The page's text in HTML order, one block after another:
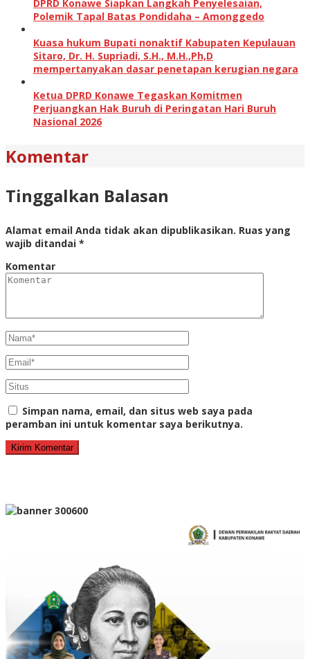
DPRD Konawe Siapkan Langkah Penyelesaian,
Polemik Tapal Batas Pondidaha – Amonggedo
Kuasa hukum Bupati nonaktif Kabupaten Kepulauan
Sitaro, Dr. H. Supriadi, S.H., M.H.,Ph,D
mempertanyakan dasar penetapan kerugian negara
Ketua DPRD Konawe Tegaskan Komitmen
Perjuangkan Hak Buruh di Peringatan Hari Buruh
Nasional 2026
Komentar
Tinggalkan Balasan
Alamat email Anda tidak akan dipublikasikan. Ruas yang
wajib ditandai *
Komentar
Simpan nama, email, dan situs web saya pada
peramban ini untuk komentar saya berikutnya.